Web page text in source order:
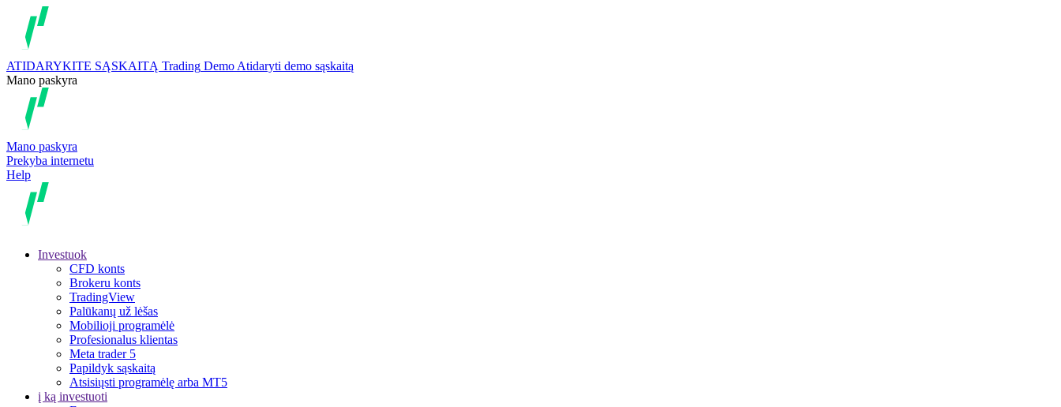
ATIDARYKITE SĄSKAITĄ Trading Demo Atidaryti demo sąskaitą
Mano paskyra
Mano paskyra
Prekyba internetu
Help
Investuok
CFD konts
Brokeru konts
TradingView
Palūkanų už lėšas
Mobilioji programėlė
Profesionalus klientas
Meta trader 5
Papildyk sąskaitą
Atsisiųsti programėlę arba MT5
į ką investuoti